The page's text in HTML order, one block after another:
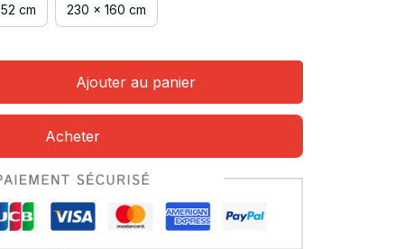
cm 230 x 160 cm
Ajouter au panier
Acheter